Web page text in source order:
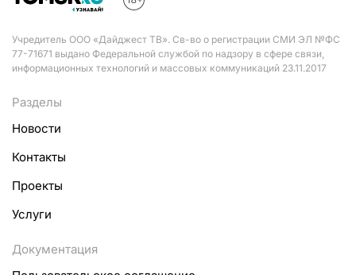
Учредитель ООО «Дайджест ТВ». Св-во о регистрации СМИ ЭЛ №ФС
77-71671 выдано Федеральной службой по надзору в сфере связи,
информационных технологий и массовых коммуникаций 23.11.2017
Разделы
Новости
Контакты
Проекты
Услуги
Документация